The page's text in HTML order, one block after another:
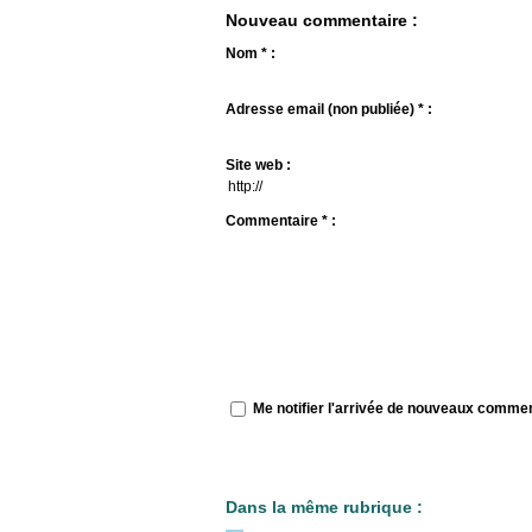
Nouveau commentaire :
Nom * :
Adresse email (non publiée) * :
Site web :
Commentaire * :
Me notifier l'arrivée de nouveaux
Dans la même rubrique :